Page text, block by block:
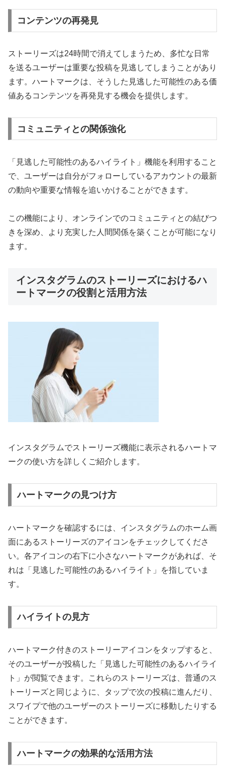
コンテンツの再発見
ストーリーズは24時間で消えてしまうため、多忙な日常
を送るユーザーは重要な投稿を見逃してしまうことがあり
ます。ハートマークは、そうした見逃した可能性のある価
値あるコンテンツを再発見する機会を提供します。
コミュニティとの関係強化
「見逃した可能性のあるハイライト」機能を利用すること
で、ユーザーは自分がフォローしているアカウントの最新
の動向や重要な情報を追いかけることができます。
この機能により、オンラインでのコミュニティとの結びつ
きを深め、より充実した人間関係を築くことが可能になり
ます。
インスタグラムのストーリーズにおけるハ
ートマークの役割と活用方法
インスタグラムでストーリーズ機能に表示されるハートマ
ークの使い方を詳しくご紹介します。
ハートマークの見つけ方
ハートマークを確認するには、インスタグラムのホーム画
面にあるストーリーズのアイコンをチェックしてくださ
い。各アイコンの右下に小さなハートマークがあれば、そ
れは「見逃した可能性のあるハイライト」を指していま
す。
ハイライトの見方
ハートマーク付きのストーリーアイコンをタップすると、
そのユーザーが投稿した「見逃した可能性のあるハイライ
ト」が閲覧できます。これらのストーリーズは、普通のス
トーリーズと同じように、タップで次の投稿に進んだり、
スワイプで他のユーザーのストーリーズに移動したりする
ことができます。
ハートマークの効果的な活用方法